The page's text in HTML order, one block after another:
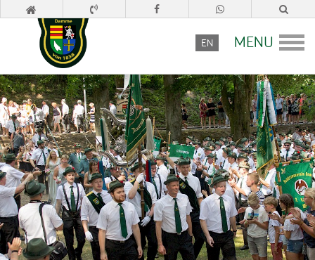
MENU
EN